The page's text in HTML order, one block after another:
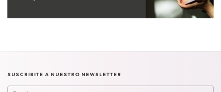
SUSCRIBITE A NUESTRO NEWSLETTER